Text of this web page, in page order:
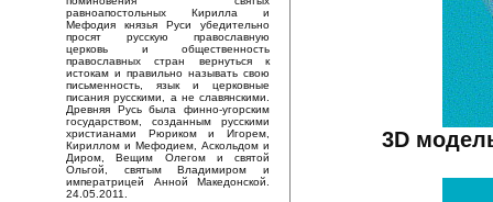
равноапостольных Кирилла и
Мефодия князья Руси убедительно
просят русскую православную
церковь и общественность
православных стран вернуться к
истокам и правильно называть свою
письменность, язык и церковные
писания русскими, а не славянскими.
Древняя Русь была финно-угорским
государством, созданным русскими
христианами Рюриком и Игорем,
Кириллом и Мефодием, Аскольдом и
Диром, Вещим Олегом и святой
Ольгой, святым Владимиром и
императрицей Анной Македонской.
24.05.2011.
3D